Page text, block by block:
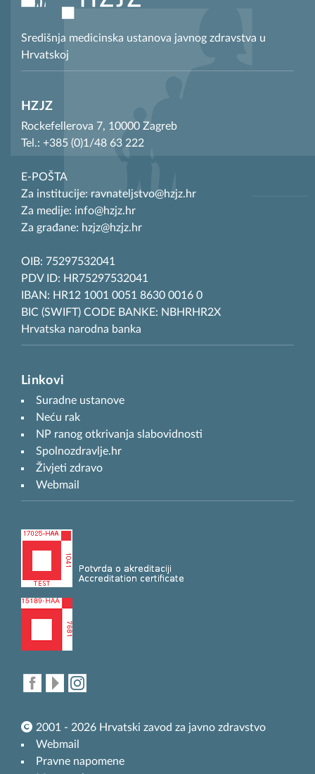
Središnja medicinska ustanova javnog zdravstva u
Hrvatskoj
HZJZ
Rockefellerova 7, 10000 Zagreb
Tel.: +385 (0)1/48 63 222
E-POŠTA
Za institucije: ravnateljstvo@hzjz.hr
Za medije: info@hzjz.hr
Za građane: hzjz@hzjz.hr
OIB: 75297532041
PDV ID: HR75297532041
IBAN: HR12 1001 0051 8630 0016 0
BIC (SWIFT) CODE BANKE: NBHRHR2X
Hrvatska narodna banka
Linkovi
Suradne ustanove
Neću rak
NP ranog otkrivanja slabovidnosti
Spolnozdravlje.hr
Živjeti zdravo
Webmail
2001 - 2026 Hrvatski zavod za javno zdravstvo
Webmail
Pravne napomene